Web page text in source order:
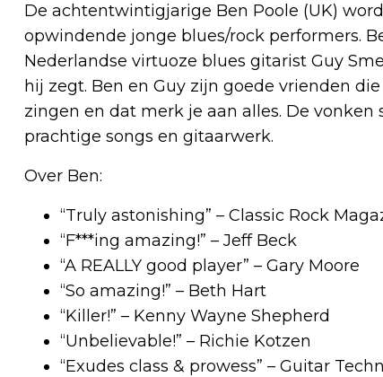
De achtentwintigjarige Ben Poole (UK)
opwindende jonge blues/rock performers.
Nederlandse virtuoze blues gitarist Guy
hij zegt. Ben en Guy zijn goede vrienden
zingen en dat merk je aan alles. De
prachtige songs en gitaarwerk.
Over Ben:
“Truly astonishing” – Classic Rock
“F***ing amazing!” – Jeff Beck
“A REALLY good player” – Gary Moore
“So amazing!” – Beth Hart
“Killer!” – Kenny Wayne Shepherd
“Unbelievable!” – Richie Kotzen
“Exudes class & prowess” – Guitar